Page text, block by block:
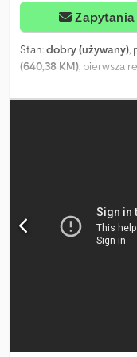
Zapytania
Stan:dobry (używany),
(640,38 KM), pierwsza
4 800 mm, paliwo:diesel
postojowe, retarder,
zaczep do przyczepy,
Aluminiowy zbiornik
narzędziowa - Uchwyt